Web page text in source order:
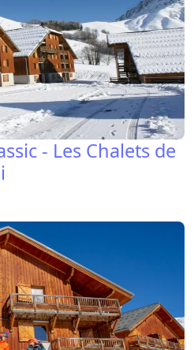
- Les Chalets de